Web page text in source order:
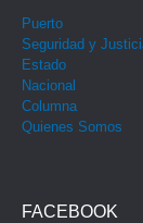
Puerto
Seguridad y
Estado
Nacional
Columna
Quienes Somos
FACEBOOK